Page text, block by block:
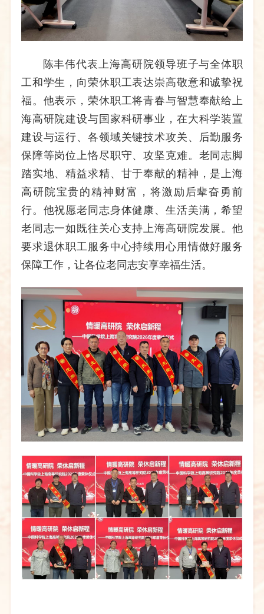
陈丰伟代表 上海高研院领导班子与全体职
工和学生，向荣休职工表达崇高敬意和诚挚祝
福。他表示 ，荣休职工将青春与智慧奉献给 上
海高研院建设与国家科研事业，在大科学装置
建设与运行、 各领域关键技术攻关、后勤服务
保障等岗位上恪尽职守、攻坚克难。 老同志脚
踏实地、精益求精、甘于奉献的精神，是上海
高研院宝贵的精神财富，将激励后辈奋勇前
行。他祝愿老同志身体健康、生活美满，希望
老同志一如既往关心支持上海高研院发展。他
要求退休职工服务中心持续用心用情做好服务
保障工作，让各位老同志安享幸福生活。